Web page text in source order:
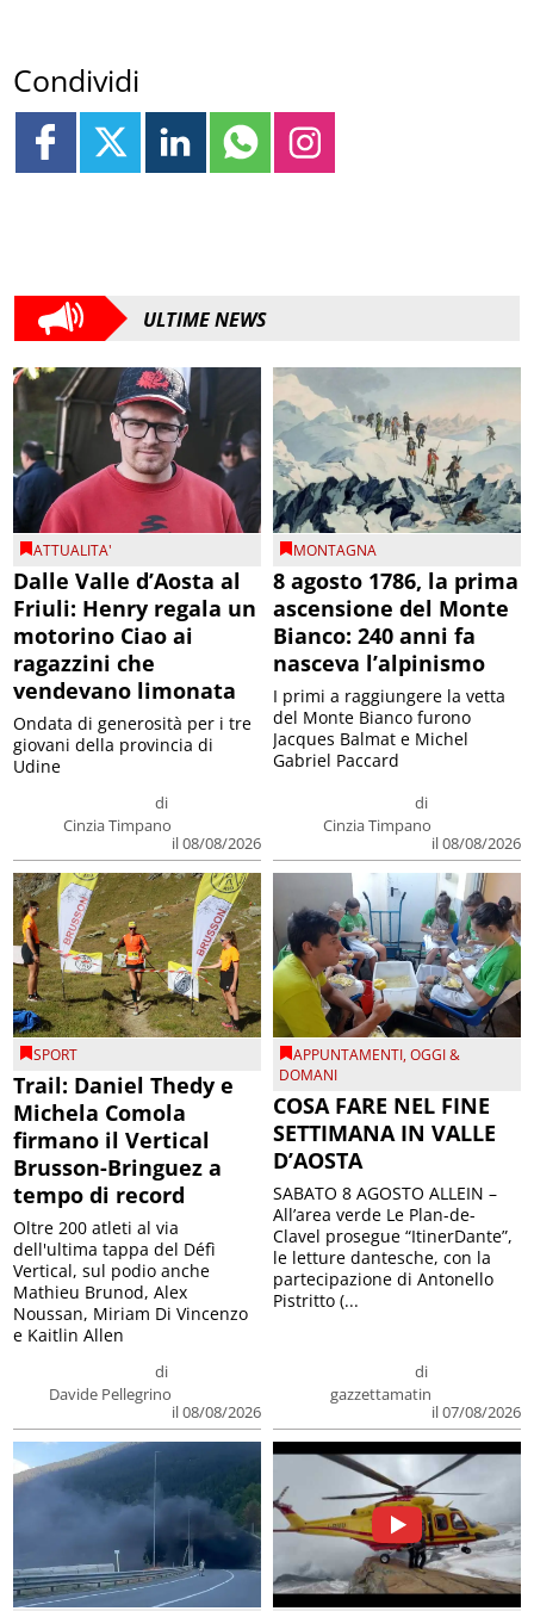
Condividi
ULTIME NEWS
ATTUALITA'
Dalle Valle d’Aosta al
Friuli: Henry regala un
motorino Ciao ai
ragazzini che
vendevano limonata
di
Cinzia Timpano
il 08/08/2026
Ondata di generosità per i tre
giovani della provincia di
Udine
MONTAGNA
8 agosto 1786, la prima
ascensione del Monte
Bianco: 240 anni fa
nasceva l’alpinismo
di
Cinzia Timpano
il 08/08/2026
I primi a raggiungere la vetta
del Monte Bianco furono
Jacques Balmat e Michel
Gabriel Paccard
SPORT
Trail: Daniel Thedy e
Michela Comola
firmano il Vertical
Brusson-Bringuez a
tempo di record
di
Davide Pellegrino
il 08/08/2026
Oltre 200 atleti al via
dell'ultima tappa del Défì
Vertical, sul podio anche
Mathieu Brunod, Alex
Noussan, Miriam Di Vincenzo
e Kaitlin Allen
APPUNTAMENTI,OGGI &
DOMANI
COSA FARE NEL FINE
SETTIMANA IN VALLE
D’AOSTA
di
gazzettamatin
il 07/08/2026
SABATO 8 AGOSTO ALLEIN –
All’area verde Le Plan-de-
Clavel prosegue “ItinerDante”,
le letture dantesche, con la
partecipazione di Antonello
Pistritto (...